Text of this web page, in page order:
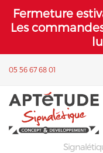
Fermeture
Les
05 56 67 68 01